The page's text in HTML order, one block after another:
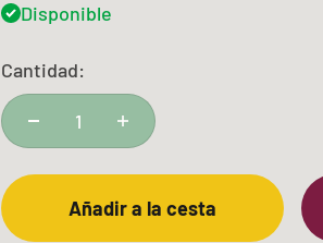
Disponible
Cantidad:
Añadir a la cesta